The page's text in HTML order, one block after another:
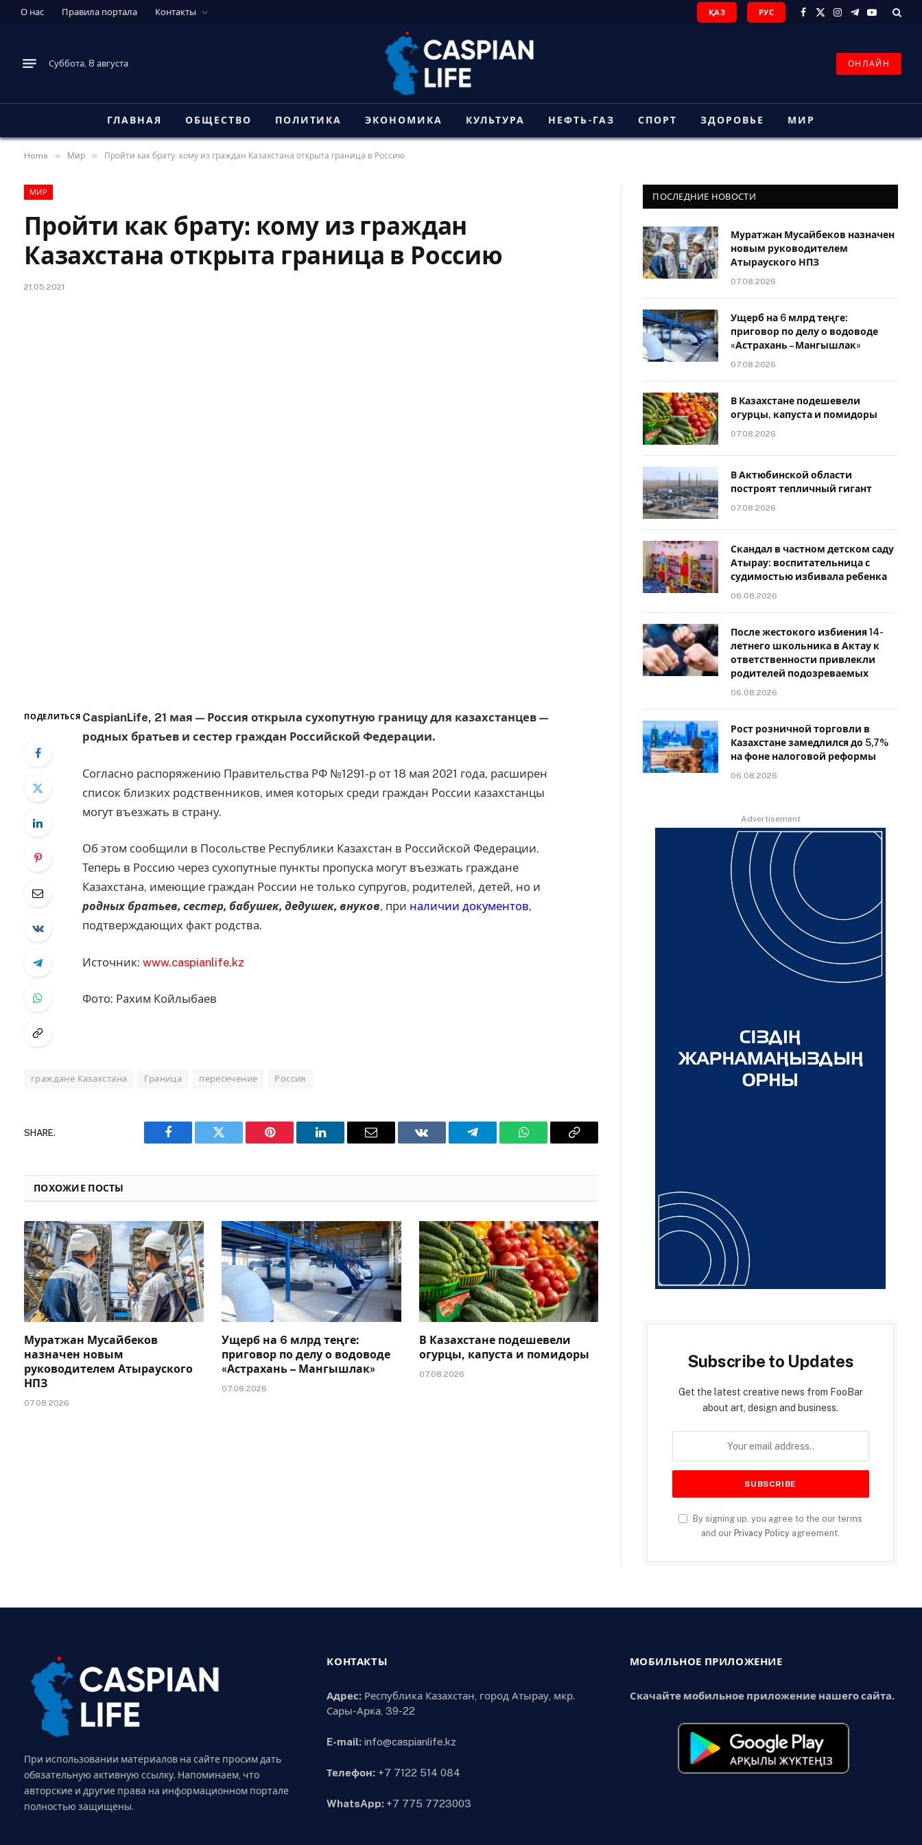
О нас Правила портала Контакты ҚАЗ РУС
Facebook
X
Instagram
Telegram
YouTube
Суббота, 8 августа ОНЛАЙН
ГЛАВНАЯ ОБЩЕСТВО ПОЛИТИКА ЭКОНОМИКА КУЛЬТУРА НЕФТЬ-ГАЗ СПОРТ ЗДОРОВЬЕ МИР
Home » Мир » Пройти как брату: кому из граждан Казахстана открыта граница в Россию
МИР
Пройти как брату: кому из граждан
Казахстана открыта граница в Россию
21.05.2021
ПОДЕЛИТЬСЯ CaspianLife, 21 мая — Россия открыла сухопутную границу для казахстанцев —
родных братьев и сестер граждан Российской Федерации.
Согласно распоряжению Правительства РФ №1291-р от 18 мая 2021 года, расширен
список близких родственников, имея которых среди граждан России казахстанцы
могут въезжать в страну.
Об этом сообщили в Посольстве Республики Казахстан в Российской Федерации.
Теперь в Россию через сухопутные пункты пропуска могут въезжать граждане
Казахстана, имеющие граждан России не только супругов, родителей, детей, но и
родных братьев, сестер, бабушек, дедушек, внуков, при наличии документов,
подтверждающих факт родства.
Источник: www.caspianlife.kz
Фото: Рахим Койлыбаев
граждане Казахстана Граница пересечение Россия
SHARE.
Facebook Twitter Pinterest LinkedIn Email VKontakteTelegram WhatsAppCopy
ПОХОЖИЕ ПОСТЫ
Муратжан Мусайбеков
назначен новым
руководителем Атырауского
НПЗ
07.08.2026
Ущерб на 6 млрд теңге:
приговор по делу о водоводе
«Астрахань – Мангышлак»
07.08.2026
В Казахстане подешевели
огурцы, капуста и помидоры
07.08.2026
ПОСЛЕДНИЕ НОВОСТИ
Муратжан Мусайбеков назначен
новым руководителем
Атырауского НПЗ
07.08.2026
Ущерб на 6 млрд теңге:
приговор по делу о водоводе
«Астрахань – Мангышлак»
07.08.2026
В Казахстане подешевели
огурцы, капуста и помидоры
07.08.2026
В Актюбинской области
построят тепличный гигант
07.08.2026
Скандал в частном детском саду
Атырау: воспитательница с
судимостью избивала ребенка
06.08.2026
После жестокого избиения 14-
летнего школьника в Актау к
ответственности привлекли
родителей подозреваемых
06.08.2026
Рост розничной торговли в
Казахстане замедлился до 5,7%
на фоне налоговой реформы
06.08.2026
Advertisement
Subscribe to Updates
Get the latest creative news from FooBar
about art, design and business.
By signing up, you agree to the our terms
and our Privacy Policy agreement.
При использовании материалов на сайте просим дать
обязательную активную ссылку. Напоминаем, что
авторские и другие права на информационном портале
полностью защищены.
КОНТАКТЫ
Адрес: Республика Казахстан, город Атырау, мкр.
Сары-Арка, 39-22
E-mail: info@caspianlife.kz
Телефон: +7 7122 514 084
WhatsApp: +7 775 7723003
МОБИЛЬНОЕ ПРИЛОЖЕНИЕ
Скачайте мобильное приложение нашего сайта.